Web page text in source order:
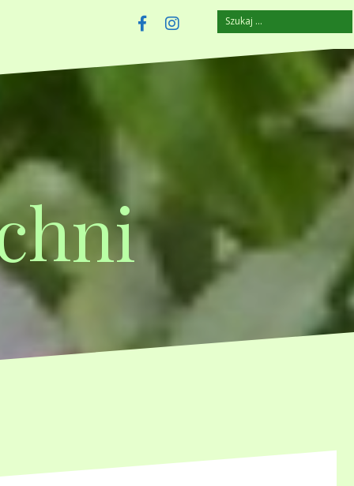
Instagram
szczuplejemy.pl
Szukaj: